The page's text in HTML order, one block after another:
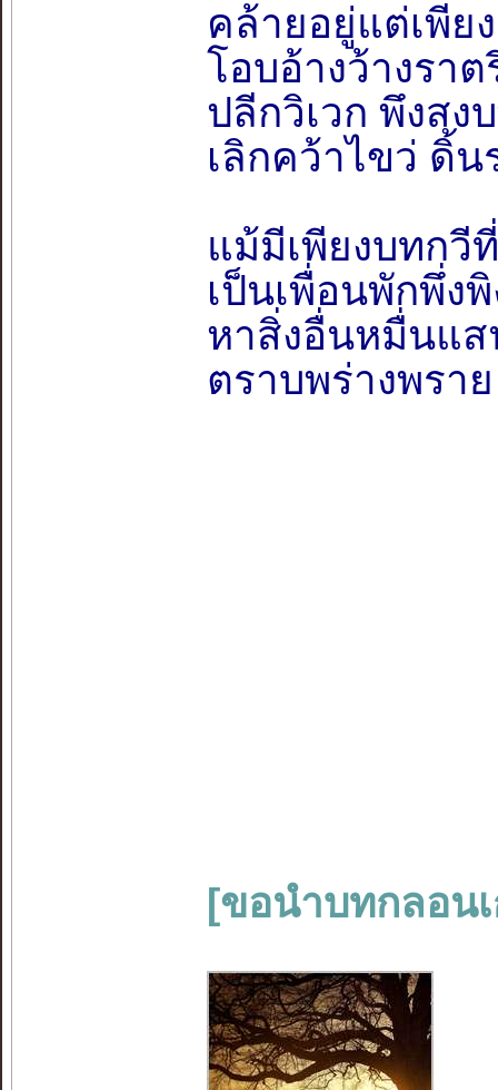
คล้ายอยู่แต่เพีย
โอบอ้างว้างรา
ปลีกวิเวก พึงสง
เลิกคว้าไขว่ ดิ้
แม้มีเพียงบทกวี
เป็นเพื่อนพักพึ่ง
หาสิ่งอื่นหมื่นแ
ตราบพร่างพรา
[ขอนำบทกลอน